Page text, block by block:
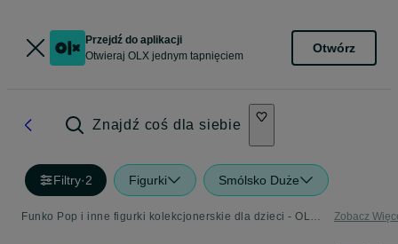
Przejdź do aplikacji
Otwieraj OLX jednym tapnięciem
Otwórz
Znajdź coś dla siebie
Filtry·2 Figurki Smólsko Duże
Funko Pop i inne figurki kolekcjonerskie dla dzieci - OLX.pl Zobacz